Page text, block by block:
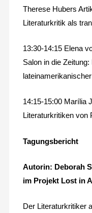
Therese Hubers
Literaturkritik als
13:30-14:15 Elena
Salon in die
14:15-15:00 Marília
Literaturkritiken von
Tagungsbericht
Autorin: Deborah
im Projekt Lost in
Der Literaturkritiker